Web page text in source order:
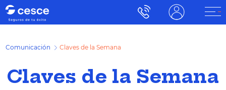
Comunicación Claves de la Semana
Claves de la Semana